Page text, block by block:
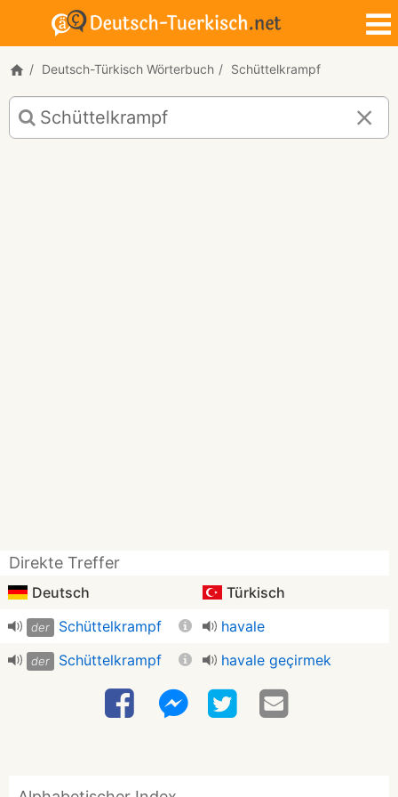
Deutsch-Türkisch Wörterbuch Schüttelkrampf
Deutsch-
Türkisch
Übersetzung
Direkte Treffer
Deutsch Türkisch
der Schüttelkrampf havale
der Schüttelkrampf havale geçirmek